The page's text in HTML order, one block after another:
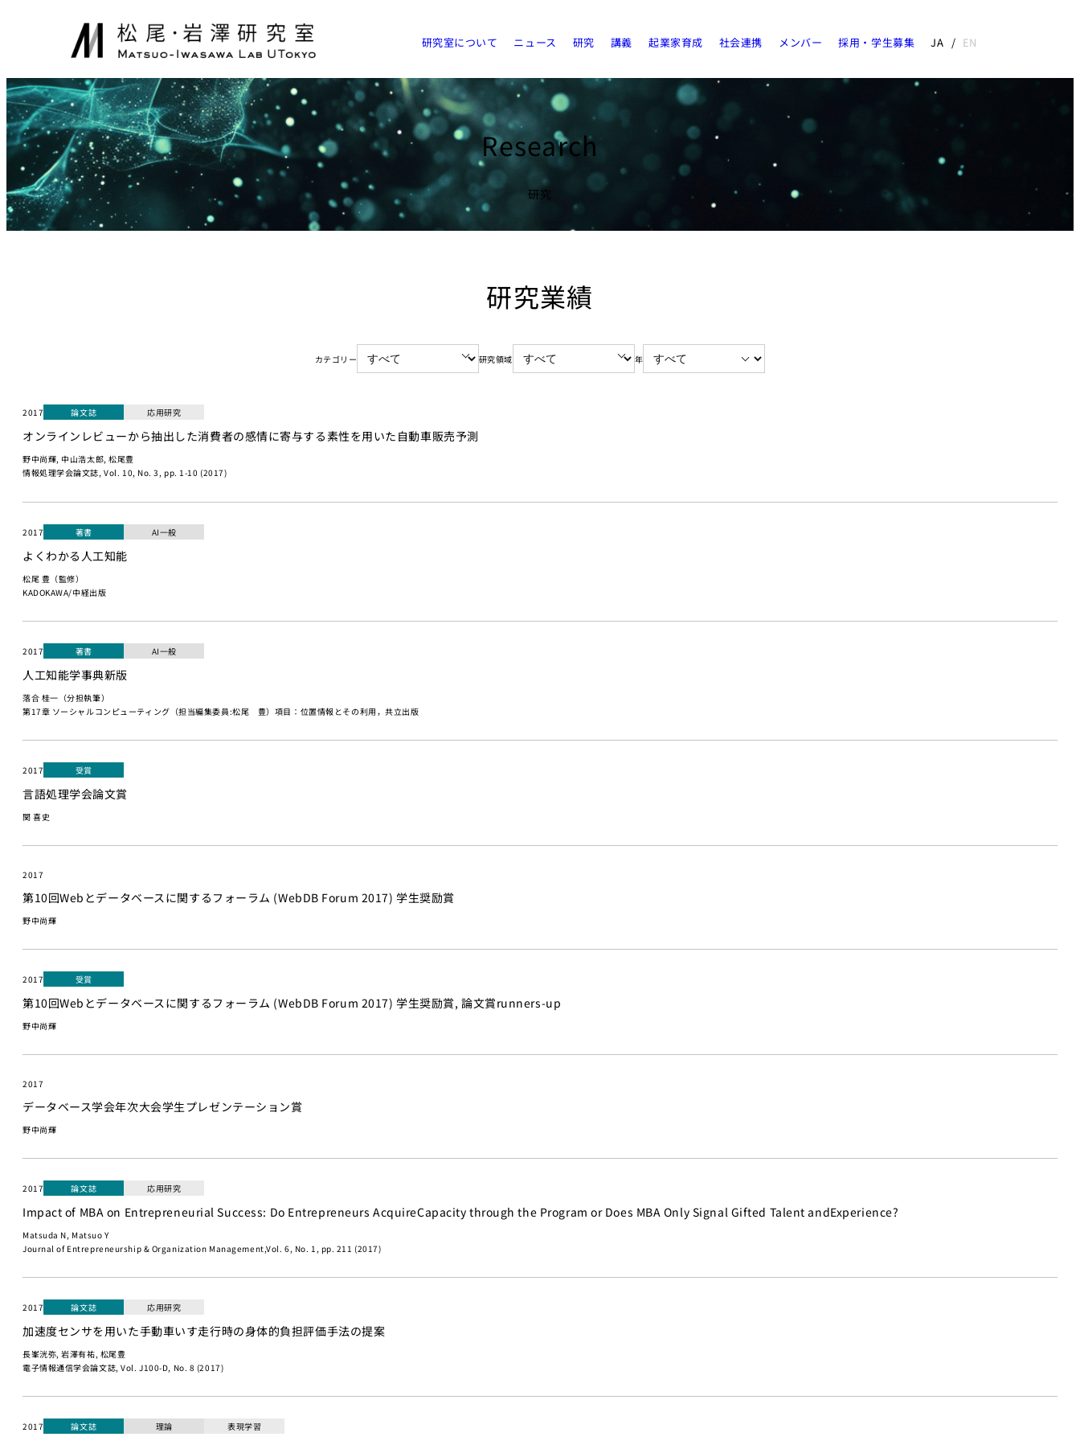
キ
ッ
プ
研究室について ニュース 研究 講義 起業家育成 社会連携 メンバー 採用・学生募集 JA EN
Research
研究
研究業績
カテゴリー 研究領域 年
2017 論文誌 応用研究
オンラインレビューから抽出した消費者の感情に寄与する素性を用いた自動車販売予測
野中尚輝, 中山浩太郎, 松尾豊
情報処理学会論文誌, Vol. 10, No. 3, pp. 1-10 (2017)
2017 著書 AI一般
よくわかる人工知能
松尾 豊（監修）
KADOKAWA/中経出版
2017 著書 AI一般
人工知能学事典新版
落合 桂一（分担執筆）
第17章 ソーシャルコンピューティング（担当編集委員:松尾 豊）項目：位置情報とその利用，共立出版
2017 受賞
言語処理学会論文賞
関 喜史
2017
第10回Webとデータベースに関するフォーラム (WebDB Forum 2017) 学生奨励賞
野中尚輝
2017 受賞
第10回Webとデータベースに関するフォーラム (WebDB Forum 2017) 学生奨励賞, 論文賞runners-up
野中尚輝
2017
データベース学会年次大会学生プレゼンテーション賞
野中尚輝
2017 論文誌 応用研究
Impact of MBA on Entrepreneurial Success: Do Entrepreneurs AcquireCapacity through the Program or Does MBA Only Signal Gifted Talent andExperience?
Matsuda N, Matsuo Y
Journal of Entrepreneurship & Organization Management,Vol. 6, No. 1, pp. 211 (2017)
2017 論文誌 応用研究
加速度センサを用いた手動車いす走行時の身体的負担評価手法の提案
長峯洸弥, 岩澤有祐, 松尾豊
電子情報通信学会論文誌, Vol. J100-D, No. 8 (2017)
2017 論文誌 理論 表現学習